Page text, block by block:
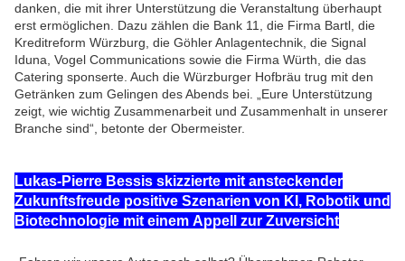
danken, die mit ihrer Unterstützung die Veranstaltung überhaupt
erst ermöglichen. Dazu zählen die Bank 11, die Firma Bartl, die
Kreditreform Würzburg, die Göhler Anlagentechnik, die Signal
Iduna, Vogel Communications sowie die Firma Würth, die das
Catering sponserte. Auch die Würzburger Hofbräu trug mit den
Getränken zum Gelingen des Abends bei. „Eure Unterstützung
zeigt, wie wichtig Zusammenarbeit und Zusammenhalt in unserer
Branche sind“, betonte der Obermeister.
Lukas-Pierre Bessis skizzierte mit ansteckender
Zukunftsfreude positive Szenarien von KI, Robotik und
Biotechnologie mit einem Appell zur Zuversicht